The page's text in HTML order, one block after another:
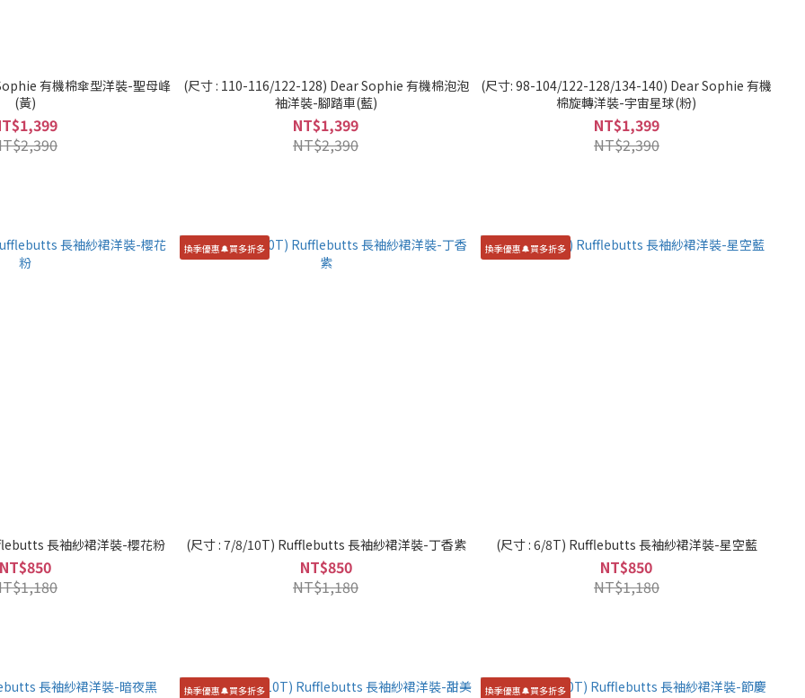
有機棉傘型洋裝-聖母峰
(黃)
(尺寸 : 110-116/122-128) Dear Sophie 有機棉泡泡
袖洋裝-腳踏車(藍)
NT$1,399
NT$2,390
(尺寸: 98-104/122-128/134-140) Dear Sophie 有機
棉旋轉洋裝-宇宙星球(粉)
NT$1,399
NT$2,390
長袖紗裙洋裝-櫻花粉
NT$850
換季優惠🔔買多折多
(尺寸 : 7/8/10T) Rufflebutts 長袖紗裙洋裝-丁香紫
NT$850
NT$1,180
換季優惠🔔買多折多
(尺寸 : 6/8T) Rufflebutts 長袖紗裙洋裝-星空藍
NT$850
NT$1,180
換季優惠🔔買多折多 換季優惠🔔買多折多